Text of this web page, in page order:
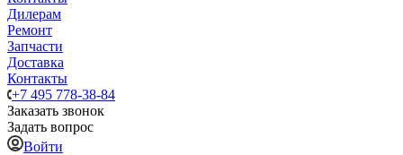
Дилерам
Ремонт
Запчасти
Доставка
Контакты
+7 495 778-38-84
Заказать звонок
Задать вопрос
Войти